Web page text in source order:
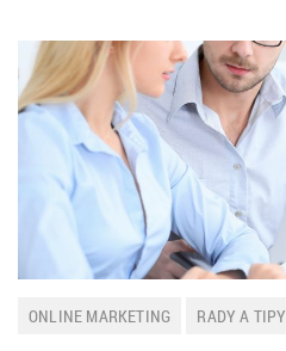
ONLINE MARKETING RADY A TIPY